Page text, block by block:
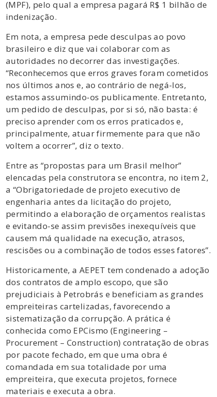
(MPF), pelo qual a empresa pagará R$ 1 bilhão de
indenização.
Em nota, a empresa pede desculpas ao povo
brasileiro e diz que vai colaborar com as
autoridades no decorrer das investigações.
“Reconhecemos que erros graves foram cometidos
nos últimos anos e, ao contrário de negá-los,
estamos assumindo-os publicamente. Entretanto,
um pedido de desculpas, por si só, não basta: é
preciso aprender com os erros praticados e,
principalmente, atuar firmemente para que não
voltem a ocorrer”, diz o texto.
Entre as “propostas para um Brasil melhor”
elencadas pela construtora se encontra, no item 2,
a “Obrigatoriedade de projeto executivo de
engenharia antes da licitação do projeto,
permitindo a elaboração de orçamentos realistas
e evitando-se assim previsões inexequíveis que
causem má qualidade na execução, atrasos,
rescisões ou a combinação de todos esses fatores”.
Historicamente, a AEPET tem condenado a adoção
dos contratos de amplo escopo, que são
prejudiciais à Petrobrás e beneficiam as grandes
empreiteiras cartelizadas, favorecendo a
sistematização da corrupção. A prática é
conhecida como EPCismo (Engineering –
Procurement – Construction) contratação de obras
por pacote fechado, em que uma obra é
comandada em sua totalidade por uma
empreiteira, que executa projetos, fornece
materiais e executa a obra.